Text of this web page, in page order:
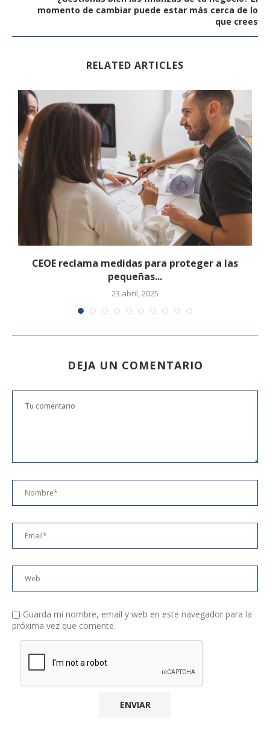
momento de cambiar puede estar más cerca de lo
que crees
RELATED ARTICLES
CEOE reclama medidas para proteger a las
pequeñas...
23 abril, 2025
DEJA UN COMENTARIO
Guarda mi nombre, email y web en este navegador para la
próxima vez que comente.